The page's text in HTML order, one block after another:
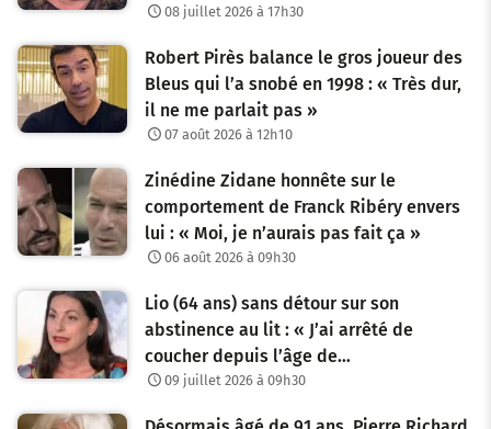
08 juillet 2026 à 17h30
Robert Pirès balance le gros joueur des
Bleus qui l’a snobé en 1998 : « Très dur,
il ne me parlait pas »
07 août 2026 à 12h10
Zinédine Zidane honnête sur le
comportement de Franck Ribéry envers
lui : « Moi, je n’aurais pas fait ça »
06 août 2026 à 09h30
Lio (64 ans) sans détour sur son
abstinence au lit : « J’ai arrêté de
coucher depuis l’âge de…
09 juillet 2026 à 09h30